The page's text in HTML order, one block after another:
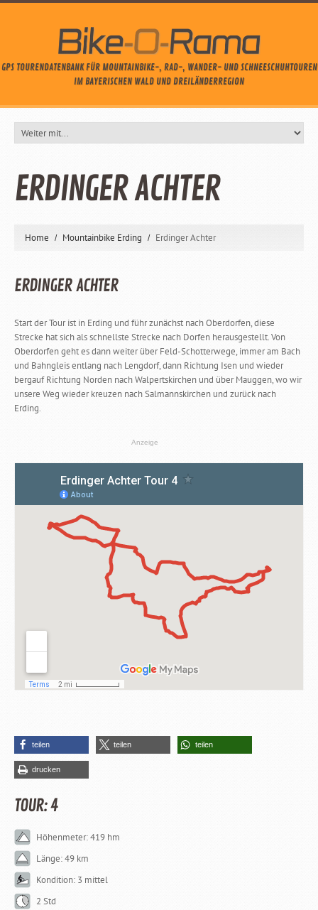
GPS TOURENDATENBANK FÜR MOUNTAINBIKE-, RAD-, WANDER- UND SCHNEESCHUHTOUREN
IM BAYERISCHEN WALD UND DREILÄNDERREGION
ERDINGER ACHTER
Home Mountainbike Erding Erdinger Achter
ERDINGER ACHTER
Start der Tour ist in Erding und führ zunächst nach Oberdorfen, diese
Strecke hat sich als schnellste Strecke nach Dorfen herausgestellt. Von
Oberdorfen geht es dann weiter über Feld-Schotterwege, immer am Bach
und Bahngleis entlang nach Lengdorf, dann Richtung Isen und wieder
bergauf Richtung Norden nach Walpertskirchen und über Mauggen, wo wir
unsere Weg wieder kreuzen nach Salmannskirchen und zurück nach
Erding.
Anzeige
teilen teilen teilen
drucken
TOUR: 4
Höhenmeter: 419 hm
Länge: 49 km
Kondition: 3 mittel
2 Std